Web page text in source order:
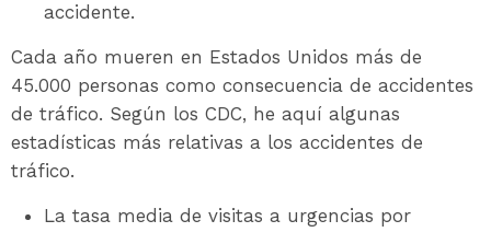
accidente.
Cada año mueren en Estados Unidos más de
45.000 personas como consecuencia de accidentes
de tráfico. Según los CDC, he aquí algunas
estadísticas más relativas a los accidentes de
tráfico.
La tasa media de visitas a urgencias por